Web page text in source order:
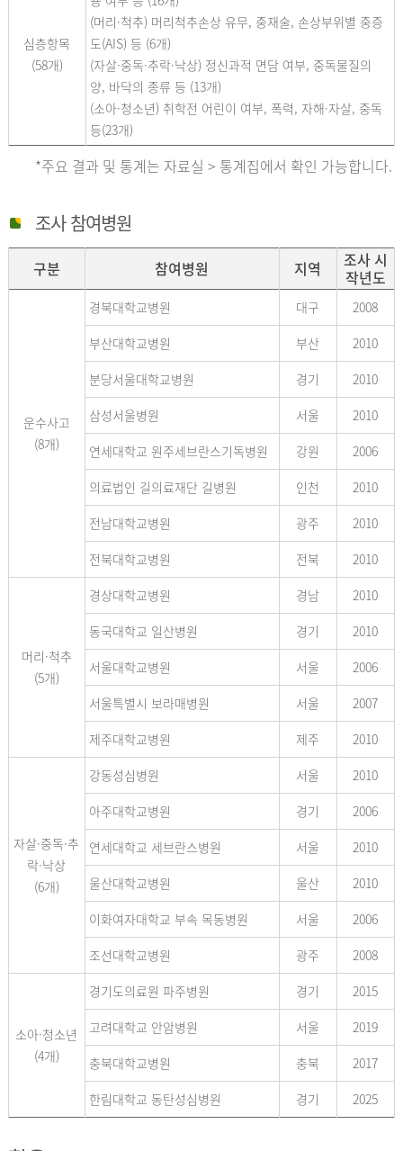
심층항목
(58개)
(머리·척추) 머리척추손상 유무, 중재술, 손상부위별 중증
도(AIS) 등 (6개)
(자살·중독·추락·낙상) 정신과적 면담 여부, 중독물질의
양, 바닥의 종류 등 (13개)
(소아·청소년) 취학전 어린이 여부, 폭력, 자해·자살, 중독
등(23개)
*주요 결과 및 통계는 자료실 > 통계집에서 확인 가능합니다.
조사 참여병원
구분 참여병원 지역
조사 시
작년도
운수사고
(8개)
경북대학교병원 대구
2008
부산대학교병원
부산
2010
분당서울대학교병원
경기
2010
삼성서울병원
서울
2010
연세대학교 원주세브란스기독병원
강원
2006
의료법인 길의료재단 길병원
인천
2010
전남대학교병원
광주
2010
전북대학교병원
전북 2010
머리·척추
(5개)
경상대학교병원 경남
2010
동국대학교 일산병원
경기
2010
서울대학교병원
서울
2006
서울특별시 보라매병원
서울
2007
제주대학교병원
제주 2010
자살·중독·추
락·낙상
(6개)
강동성심병원 서울
2010
아주대학교병원
경기
2006
연세대학교 세브란스병원
서울
2010
울산대학교병원
울산
2010
이화여자대학교 부속 목동병원
서울
2006
조선대학교병원
광주 2008
소아·청소년
(4개)
경기도의료원 파주병원 경기
2015
고려대학교 안암병원
서울
2019
충북대학교병원
충북
2017
한림대학교 동탄성심병원
경기 2025